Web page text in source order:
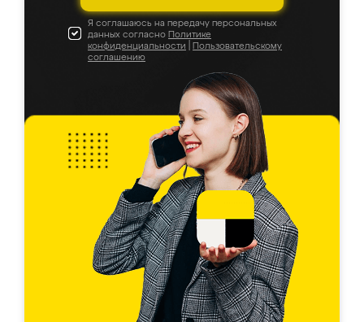
Я соглашаюсь на передачу персональных
данных согласно Политике
конфиденциальности
Пользовательскому
соглашению